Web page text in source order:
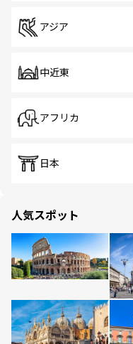
アジア
中近東
アフリカ
日本
人気スポット